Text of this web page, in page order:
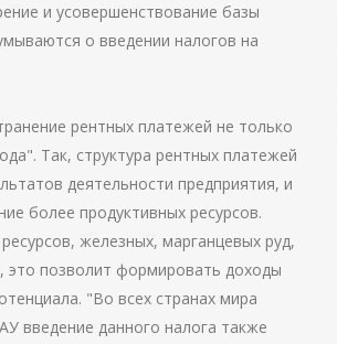
и усовершенствование базы
о введении налогов на
рентных платежей не только
Так, структура рентных платежей
деятельности предприятия, и
более продуктивных ресурсов.
железных, марганцевых руд,
это позволит формировать доходы
"Во всех странах мира
введение данного налога также